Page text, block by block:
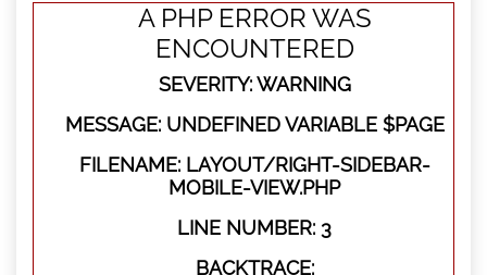
A PHP ERROR WAS
ENCOUNTERED
SEVERITY: WARNING
MESSAGE: UNDEFINED VARIABLE $PAGE
FILENAME: LAYOUT/RIGHT-SIDEBAR-
MOBILE-VIEW.PHP
LINE NUMBER: 3
BACKTRACE: